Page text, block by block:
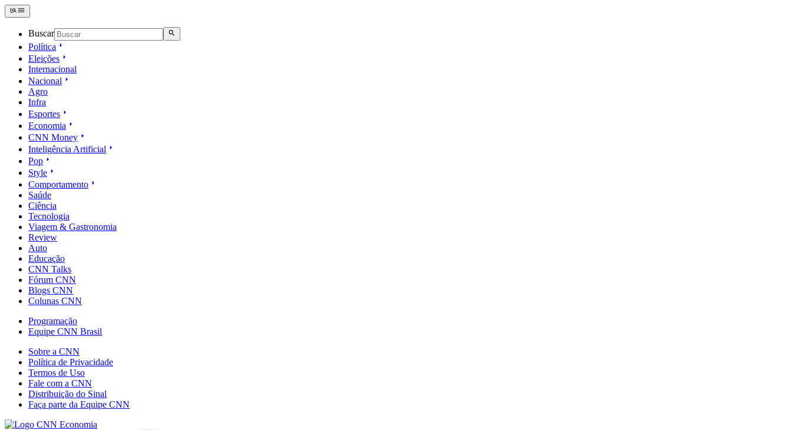
Buscar
Política
Eleições
Internacional
Nacional
Agro
Infra
Esportes
Economia
CNN Money
Inteligência Artificial
Pop
Style
Comportamento
Saúde
Ciência
Tecnologia
Viagem & Gastronomia
Review
Auto
Educação
CNN Talks
Fórum CNN
Blogs CNN
Colunas CNN
Programação
Equipe CNN Brasil
Sobre a CNN
Política de Privacidade
Termos de Uso
Fale com a CNN
Distribuição do Sinal
Faça parte da Equipe CNN